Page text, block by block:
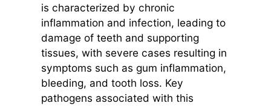
is characterized by chronic
inflammation and infection, leading to
damage of teeth and supporting
tissues, with severe cases resulting in
symptoms such as gum inflammation,
bleeding, and tooth loss. Key
pathogens associated with this